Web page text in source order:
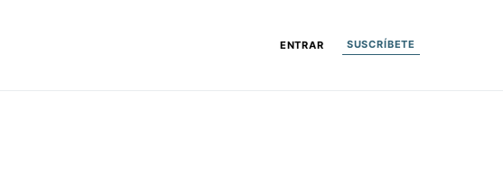
ENTRAR SUSCRÍBETE